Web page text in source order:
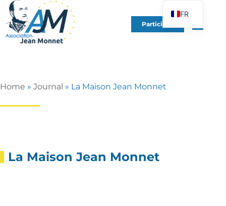
Participer
Home » Journal » La Maison Jean Monnet
La Maison Jean Monnet
FR
EN